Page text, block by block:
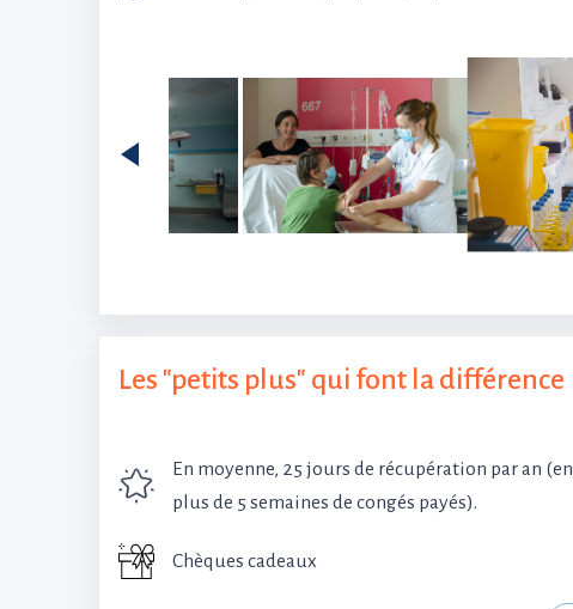
Les "petits plus" qui font la différence
En moyenne, 25 jours de récupération par an (en
plus de 5 semaines de congés payés).
Chèques cadeaux